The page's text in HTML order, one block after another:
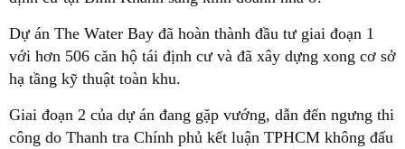
Dự án The Water Bay đã hoàn thành đầu tư giai đoạn 1
với hơn 506 căn hộ tái định cư và đã xây dựng xong cơ sở
hạ tầng kỹ thuật toàn khu.
Giai đoạn 2 của dự án đang gặp vướng, dẫn đến ngưng thi
công do Thanh tra Chính phủ kết luận TPHCM không đấu